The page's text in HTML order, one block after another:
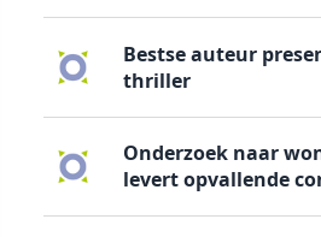
Bestse auteur
thriller
Onderzoek naar
levert opvallende